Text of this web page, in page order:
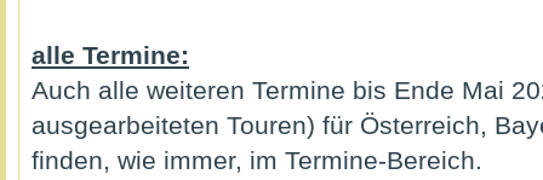
alle Termine:
Auch alle weiteren Termine bis Ende Mai
ausgearbeiteten Touren) für Österreich,
finden, wie immer, im Termine-Bereich.